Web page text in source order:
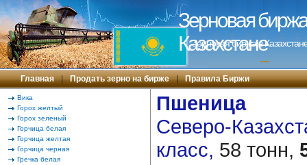
Зерновая
Казахстане
Зерновая биржа в
---
Главная | Продать зерно на бирже | Правила Биржи
Вика
Горох желтый
Горох зеленый
Горчица белая
Горчица желтая
Горчица черная
Гречка белая
Пшеница
Северо-
класс, 58 тонн,